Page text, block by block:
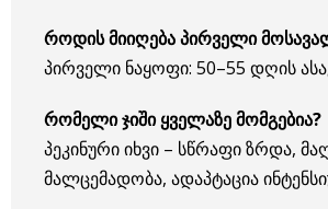
როდის მიიღება პირველი
პირველი ნაყოფი: 50–55 დღის
რომელი ჯიში ყველაზე მომგებია?
პეკინური იხვი – სწრაფი ზრდა,
მალცემადობა, ადაპტაცია